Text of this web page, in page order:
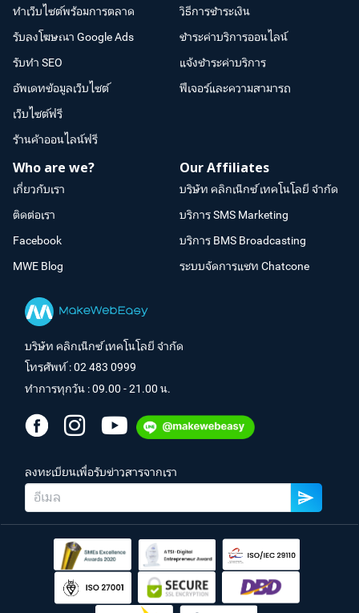
ทำเว็บไซต์พร้อมการตลาด
รับลงโฆษณา Google Ads
รับทำ SEO
อัพเดทข้อมูลเว็บไซต์
เว็บไซต์ฟรี
ร้านค้าออนไลน์ฟรี
วิธีการชำระเงิน
ชำระค่าบริการออนไลน์
แจ้งชำระค่าบริการ
ฟีเจอร์และความสามารถ
Who are we?
เกี่ยวกับเรา
ติดต่อเรา
Facebook
MWE Blog
Our Affiliates
บริษัท คลิกเน็กซ์ เทคโนโลยี จำกัด
บริการ SMS Marketing
บริการ BMS Broadcasting
ระบบจัดการแชท Chatcone
บริษัท คลิกเน็กซ์ เทคโนโลยี จำกัด
โทรศัพท์ :02 483 0999
ทำการทุกวัน : 09.00 - 21.00 น.
ลงทะเบียนเพื่อรับข่าวสารจากเรา